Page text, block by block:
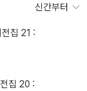
신간부터
집 21 :
집 20 :